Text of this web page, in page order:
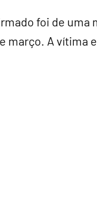
foi de uma
março. A vítima